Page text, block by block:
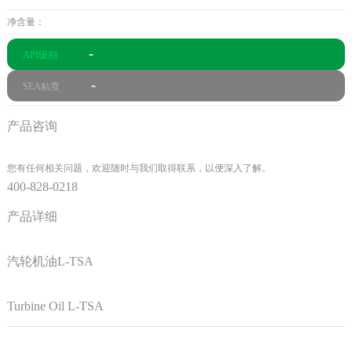
净含量：
API级别 -
SEA粘度 -
产品咨询
您有任何相关问题，欢迎随时与我们取得联系，以便深入了解。
400-828-0218
产品详细
汽轮机油L-TSA
Turbine Oil L-TSA